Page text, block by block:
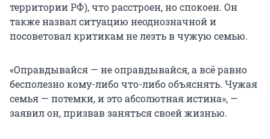
территории РФ), что расстроен, но спокоен. Он
также назвал ситуацию неоднозначной и
посоветовал критикам не лезть в чужую семью.
«Оправдывайся — не оправдывайся, а всё равно
бесполезно кому-либо что-либо объяснять. Чужая
семья — потемки, и это абсолютная истина», —
заявил он, призвав заняться своей жизнью.